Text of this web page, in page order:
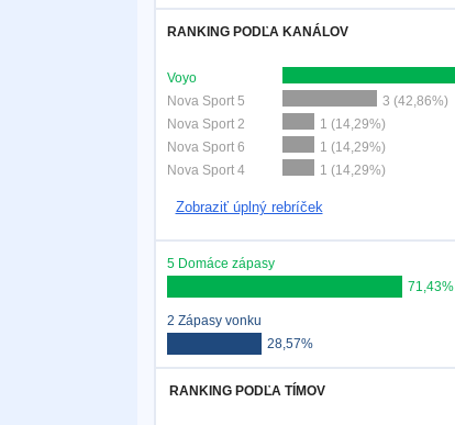
RANKING PODĽA KANÁLOV
Voyo
Nova Sport 5
3 (42,86%)
Nova Sport 2
1 (14,29%)
Nova Sport 6
1 (14,29%)
Nova Sport 4
1 (14,29%)
Zobraziť úplný rebríček
5 Domáce zápasy
71,43%
2 Zápasy vonku
28,57%
RANKING PODĽA TÍMOV